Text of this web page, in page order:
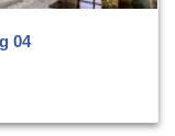
04